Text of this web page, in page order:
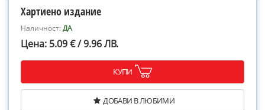
Хартиено издание
Наличност:ДА
Цена: 5.09 € / 9.96 ЛВ.
КУПИ
ДОБАВИ В ЛЮБИМИ